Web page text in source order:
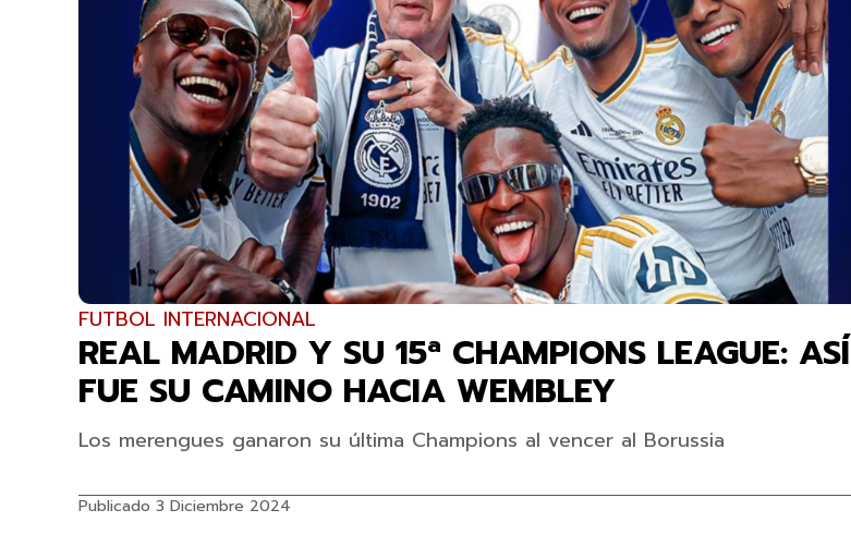
FUTBOL INTERNACIONAL
REAL MADRID Y SU 15ª CHAMPIONS LEAGUE: ASÍ
FUE SU CAMINO HACIA WEMBLEY
Los merengues ganaron su última Champions al vencer al Borussia
Publicado 3 Diciembre 2024